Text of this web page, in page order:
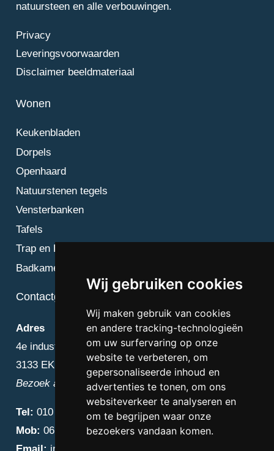
Wij gebruiken cookies
Wij maken gebruik van cookies
en andere tracking-technologieën
om uw surfervaring op onze
website te verbeteren, om
gepersonaliseerde inhoud en
advertenties te tonen, om ons
websiteverkeer te analyseren en
om te begrijpen waar onze
bezoekers vandaan komen.
natuursteen en alle verbouwingen.
Privacy
Leveringsvoorwaarden
Disclaimer beeldmateriaal
Wonen
Keukenbladen
Dorpels
Openhaard
Natuurstenen tegels
Vensterbanken
Tafels
Trap en Bordes
Badkamer
Contactgegevens
Adres
4e industriestraat 25
3133 EK Vlaardingen
Bezoek alleen op afspraak
Tel: 010 – 223 3759
Mob: 06 – 4838 1000
Email: info@diamantnatuursteen.nl